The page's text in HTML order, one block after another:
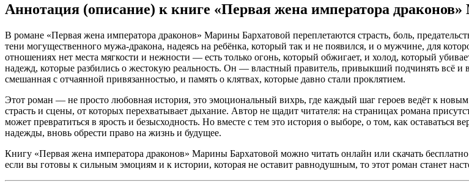
Аннотация (описание) к книге «Первая жена императора
В романе «Первая жена императора драконов» Марины Бархатовой переплетаются страсть, боль,
тени могущественного мужа-дракона, надеясь на ребёнка, который так и не появился, и о мужчине, для
отношениях нет места мягкости и нежности — есть только огонь, который обжигает, и холод, который
надежд, которые разбились о жестокую реальность. Он — властный правитель, привыкший подчинять всё и
смешанная с отчаянной привязанностью, и память о клятвах, которые давно стали проклятием.
Этот роман — не просто любовная история, это эмоциональный вихрь, где каждый шаг героев ведёт к
страсть и сцены, от которых перехватывает дыхание. Автор не щадит читателя: на страницах романа
может превратиться в ярость и безысходность. Но вместе с тем это история о выборе, о том, как
надежды, вновь обрести право на жизнь и будущее.
Книгу «Первая жена императора драконов» Марины Бархатовой можно читать онлайн или скачать
если вы готовы к сильным эмоциям и к истории, которая не оставит равнодушным, то этот роман станет